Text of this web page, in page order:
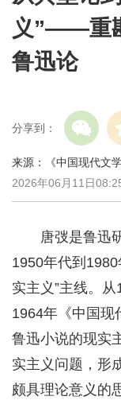
义”——重
鲁迅论
分享到：
来源：《中国现代
2026年06月11日
唐弢是鲁迅
1950年代到
实主义”主线。
1964年《中国现
鲁迅小说的现实
实主义问题，形
颇具理论意义的